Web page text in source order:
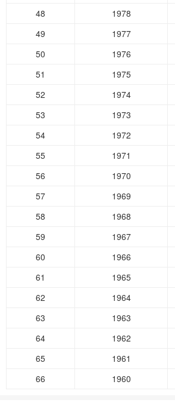
48 1978
49
1977
50
1976
51
1975
52
1974
53
1973
54
1972
55
1971
56
1970
57
1969
58
1968
59
1967
60
1966
61
1965
62
1964
63
1963
64
1962
65
1961
66
1960